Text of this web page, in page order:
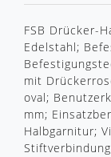
FSB Drücker-
Edelstahl;
mit
oval;
mm;
Halbgarnitur;